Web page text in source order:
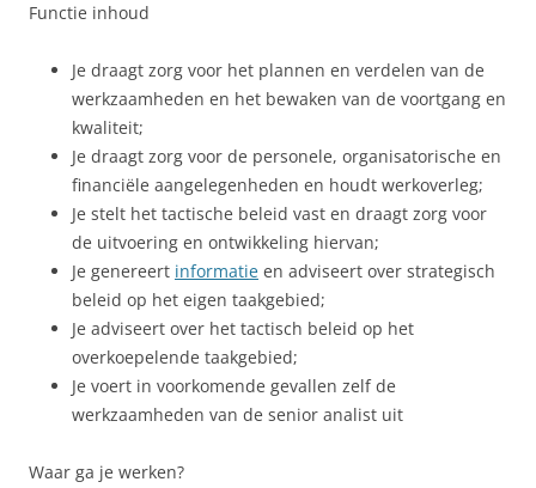
Functie inhoud
Je draagt zorg voor het plannen en verdelen van de
werkzaamheden en het bewaken van de voortgang en
kwaliteit;
Je draagt zorg voor de personele, organisatorische en
financiële aangelegenheden en houdt werkoverleg;
Je stelt het tactische beleid vast en draagt zorg voor
de uitvoering en ontwikkeling hiervan;
Je genereert informatie en adviseert over strategisch
beleid op het eigen taakgebied;
Je adviseert over het tactisch beleid op het
overkoepelende taakgebied;
Je voert in voorkomende gevallen zelf de
werkzaamheden van de senior analist uit
Waar ga je werken?